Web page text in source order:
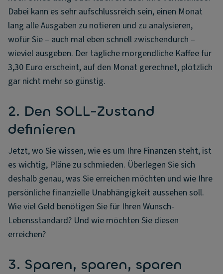
Dabei kann es sehr aufschlussreich sein, einen Monat
lang alle Ausgaben zu notieren und zu analysieren,
wofür Sie – auch mal eben schnell zwischendurch –
wieviel ausgeben. Der tägliche morgendliche Kaffee für
3,30 Euro erscheint, auf den Monat gerechnet, plötzlich
gar nicht mehr so günstig.
2. Den SOLL-Zustand
definieren
Jetzt, wo Sie wissen, wie es um Ihre Finanzen steht, ist
es wichtig, Pläne zu schmieden. Überlegen Sie sich
deshalb genau, was Sie erreichen möchten und wie Ihre
persönliche finanzielle Unabhängigkeit aussehen soll.
Wie viel Geld benötigen Sie für Ihren Wunsch-
Lebensstandard? Und wie möchten Sie diesen
erreichen?
3. Sparen, sparen, sparen